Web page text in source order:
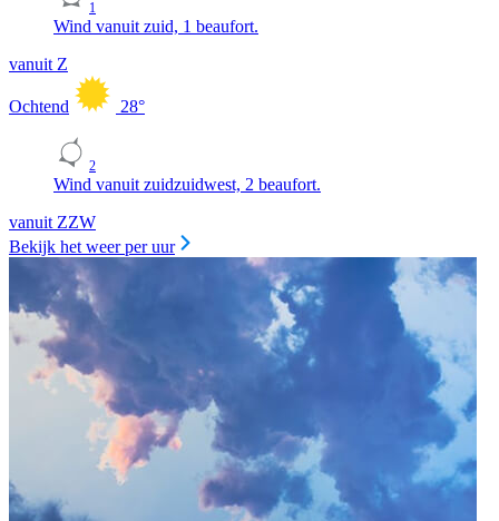
1
Wind vanuit zuid, 1 beaufort.
vanuit Z
Ochtend 28°
2
Wind vanuit zuidzuidwest, 2 beaufort.
vanuit ZZW
Bekijk het weer per uur